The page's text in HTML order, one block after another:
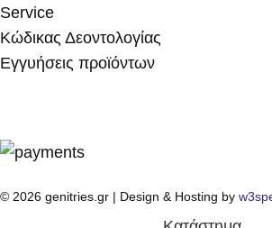
Service
Κώδικας Δεοντολογίας
Εγγυήσεις προϊόντων
© 2026 genitries.gr | Design & Hosting by